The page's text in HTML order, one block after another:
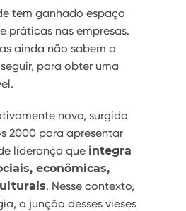
tem ganhado espaço
práticas nas empresas.
ainda não sabem o
para obter uma
novo, surgido
2000 para apresentar
liderança que integra
econômicas,
. Nesse contexto,
a junção desses vieses